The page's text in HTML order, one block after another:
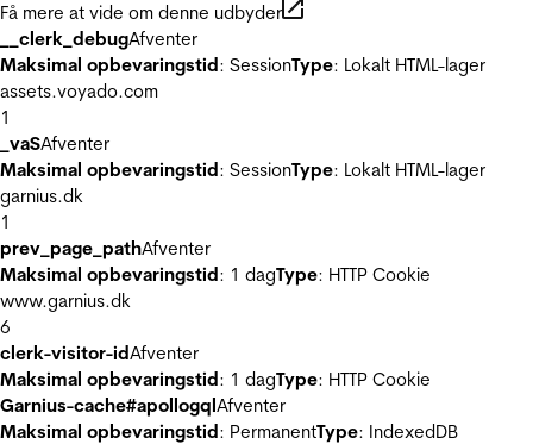
Få mere at vide om denne udbyder
__clerk_debugAfventer
Maksimal opbevaringstid: SessionType: Lokalt HTML-lager
assets.voyado.com
1
_vaSAfventer
Maksimal opbevaringstid: SessionType: Lokalt HTML-lager
garnius.dk
1
prev_page_pathAfventer
Maksimal opbevaringstid: 1 dagType: HTTP Cookie
www.garnius.dk
6
clerk-visitor-idAfventer
Maksimal opbevaringstid: 1 dagType: HTTP Cookie
Garnius-cache#apollogqlAfventer
Maksimal opbevaringstid: PermanentType: IndexedDB